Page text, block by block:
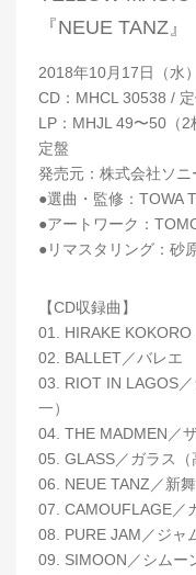
『NEUE TANZ』
2018年10月17日（水
CD：MHCL 30538 /
LP：MHJL 49〜50（
定盤
発売元：株式会社ソ
●選曲・監修：TOWA
●アートワーク：
●リマスタリング：砂
【CD収録曲】
01. HIRAKE
02. BALLET／バレエ
03. RIOT IN LAGOS
一）
04. THE MADMEN／
05. GLASS／ガラス（
06. NEUE TANZ／新
07. CAMOUFLAGE／
08. PURE JAM／ジャ
09. SIMOON／シムー